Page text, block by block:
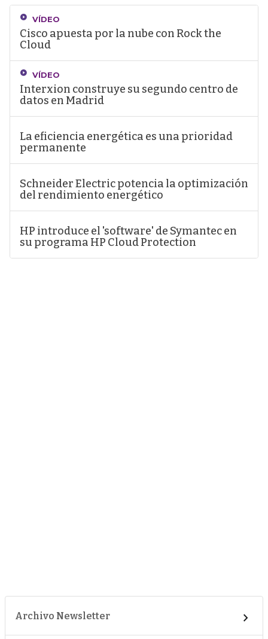
VÍDEO
Cisco apuesta por la nube con Rock the
Cloud
VÍDEO
Interxion construye su segundo centro de
datos en Madrid
La eficiencia energética es una prioridad
permanente
Schneider Electric potencia la optimización
del rendimiento energético
HP introduce el 'software' de Symantec en
su programa HP Cloud Protection
Archivo Newsletter